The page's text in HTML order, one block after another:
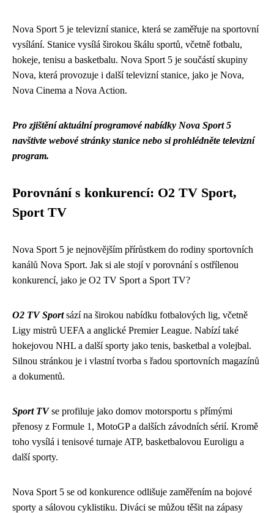
Nova Sport 5 je televizní stanice, která se zaměřuje na sportovní
vysílání. Stanice vysílá širokou škálu sportů, včetně fotbalu,
hokeje, tenisu a basketbalu. Nova Sport 5 je součástí skupiny
Nova, která provozuje i další televizní stanice, jako je Nova,
Nova Cinema a Nova Action.
Pro zjištění aktuální programové nabídky Nova Sport 5
navštivte webové stránky stanice nebo si prohlédněte televizní
program.
Porovnání s konkurencí: O2 TV Sport,
Sport TV
Nova Sport 5 je nejnovějším přírůstkem do rodiny sportovních
kanálů Nova Sport. Jak si ale stojí v porovnání s ostřílenou
konkurencí, jako je O2 TV Sport a Sport TV?
O2 TV Sportsází na širokou nabídku fotbalových lig, včetně
Ligy mistrů UEFA a anglické Premier League. Nabízí také
hokejovou NHL a další sporty jako tenis, basketbal a volejbal.
Silnou stránkou je i vlastní tvorba s řadou sportovních magazínů
a dokumentů.
Sport TVse profiluje jako domov motorsportu s přímými
přenosy z Formule 1, MotoGP a dalších závodních sérií. Kromě
toho vysílá i tenisové turnaje ATP, basketbalovou Euroligu a
další sporty.
Nova Sport 5 se od konkurence odlišuje zaměřením na bojové
sporty a sálovou cyklistiku. Diváci se můžou těšit na zápasy